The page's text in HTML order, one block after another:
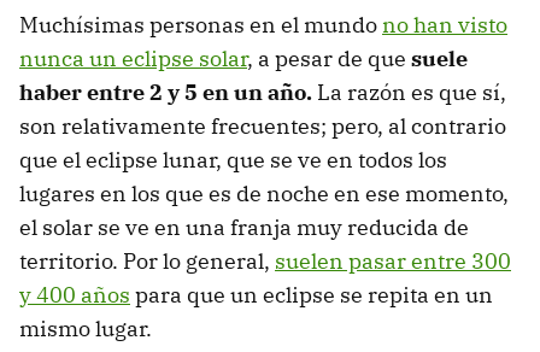
Muchísimas personas en el mundono han visto
nunca un eclipse solar, a pesar de que suele
haber entre 2 y 5 en un año. La razón es que sí,
son relativamente frecuentes; pero, al contrario
que el eclipse lunar, que se ve en todos los
lugares en los que es de noche en ese momento,
el solar se ve en una franja muy reducida de
territorio. Por lo general, suelen pasar entre 300
y 400 años para que un eclipse se repita en un
mismo lugar.